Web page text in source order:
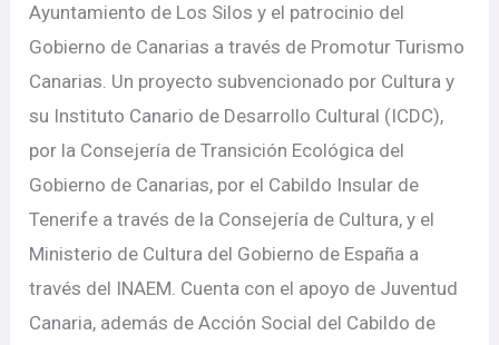
Ayuntamiento de Los Silos y el patrocinio del
Gobierno de Canarias a través de Promotur Turismo
Canarias. Un proyecto subvencionado por Cultura y
su Instituto Canario de Desarrollo Cultural (ICDC),
por la Consejería de Transición Ecológica del
Gobierno de Canarias, por el Cabildo Insular de
Tenerife a través de la Consejería de Cultura, y el
Ministerio de Cultura del Gobierno de España a
través del INAEM. Cuenta con el apoyo de Juventud
Canaria, además de Acción Social del Cabildo de